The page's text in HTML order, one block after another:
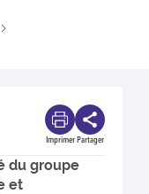
Imprimer Partager
du groupe
et